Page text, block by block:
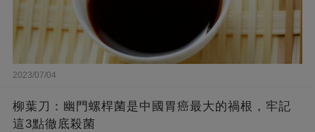
2023/07/04
柳葉刀：幽門螺桿菌是中國胃癌最大的禍根，牢記
這3點徹底殺菌